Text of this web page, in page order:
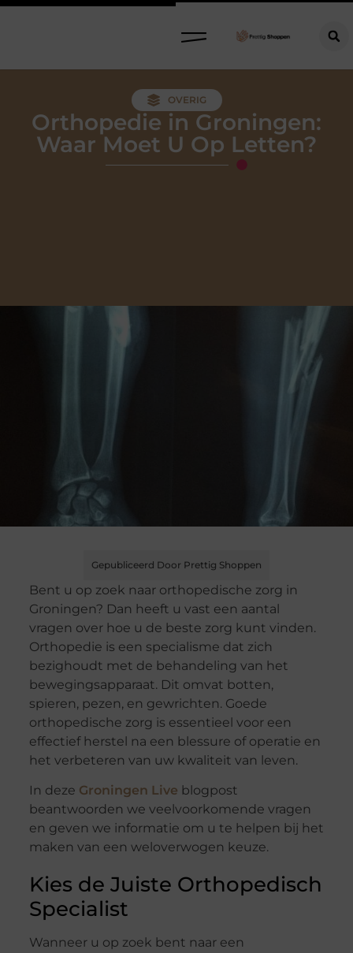
OVERIG
Orthopedie in Groningen:
Waar Moet U Op Letten?
Gepubliceerd Door Prettig Shoppen
Bent u op zoek naar orthopedische zorg in
Groningen? Dan heeft u vast een aantal
vragen over hoe u de beste zorg kunt vinden.
Orthopedie is een specialisme dat zich
bezighoudt met de behandeling van het
bewegingsapparaat. Dit omvat botten,
spieren, pezen, en gewrichten. Goede
orthopedische zorg is essentieel voor een
effectief herstel na een blessure of operatie en
het verbeteren van uw kwaliteit van leven.
In deze Groningen Live blogpost
beantwoorden we veelvoorkomende vragen
en geven we informatie om u te helpen bij het
maken van een weloverwogen keuze.
Kies de Juiste Orthopedisch
Specialist
Wanneer u op zoek bent naar een